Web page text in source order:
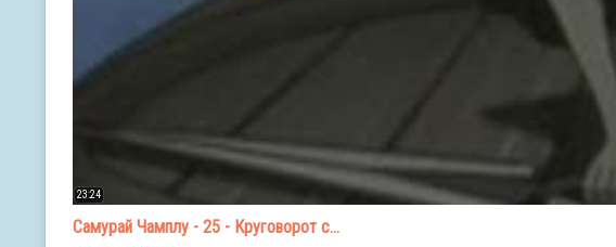
23:24
Самурай Чамплу - 25 - Круговорот с...